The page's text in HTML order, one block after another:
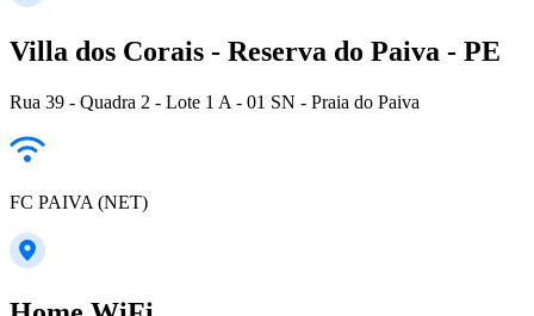
Villa dos Corais - Reserva do Paiva - PE
Rua 39 - Quadra 2 - Lote 1 A - 01 SN - Praia do Paiva
FC PAIVA (NET)